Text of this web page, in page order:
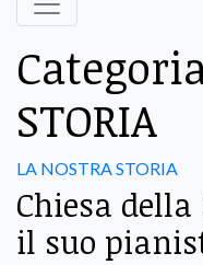
STORIA
LA NOSTRA STORIA
Chiesa
il suo